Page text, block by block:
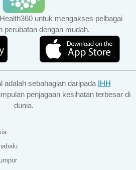
untuk mengakses pelbagai
perubatan dengan mudah.
adalah sebahagian daripada IHH
penjagaan kesihatan terbesar di
dunia.